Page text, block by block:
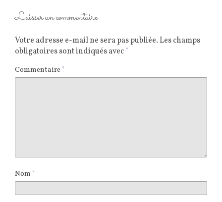
Laisser un commentaire
Votre adresse e-mail ne sera pas publiée.Les champs
obligatoires sont indiqués avec*
Commentaire *
Nom *